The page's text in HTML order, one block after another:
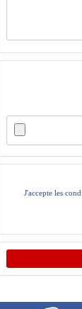
J'accepte les